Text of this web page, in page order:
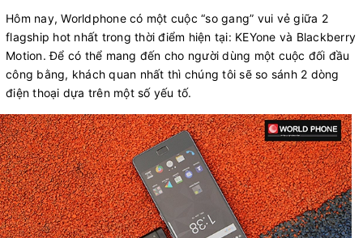
Hôm nay, Worldphone có một cuộc “so gang” vui vẻ giữa 2
flagship hot nhất trong thời điểm hiện tại: KEYone và Blackberry
Motion. Để có thể mang đến cho người dùng một cuộc đối đầu
công bằng, khách quan nhất thì chúng tôi sẽ so sánh 2 dòng
điện thoại dựa trên một số yếu tố.